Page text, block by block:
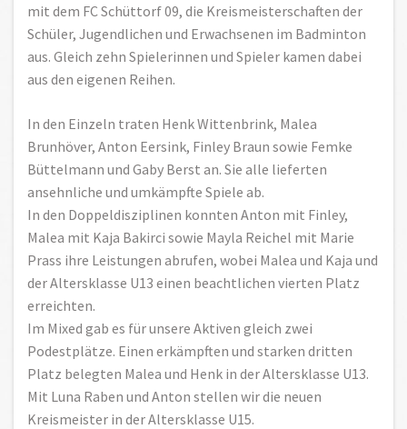
mit dem FC Schüttorf 09, die Kreismeisterschaften der
Schüler, Jugendlichen und Erwachsenen im Badminton
aus. Gleich zehn Spielerinnen und Spieler kamen dabei
aus den eigenen Reihen.
In den Einzeln traten Henk Wittenbrink, Malea
Brunhöver, Anton Eersink, Finley Braun sowie Femke
Büttelmann und Gaby Berst an. Sie alle lieferten
ansehnliche und umkämpfte Spiele ab.
In den Doppeldisziplinen konnten Anton mit Finley,
Malea mit Kaja Bakirci sowie Mayla Reichel mit Marie
Prass ihre Leistungen abrufen, wobei Malea und Kaja und
der Altersklasse U13 einen beachtlichen vierten Platz
erreichten.
Im Mixed gab es für unsere Aktiven gleich zwei
Podestplätze. Einen erkämpften und starken dritten
Platz belegten Malea und Henk in der Altersklasse U13.
Mit Luna Raben und Anton stellen wir die neuen
Kreismeister in der Altersklasse U15.